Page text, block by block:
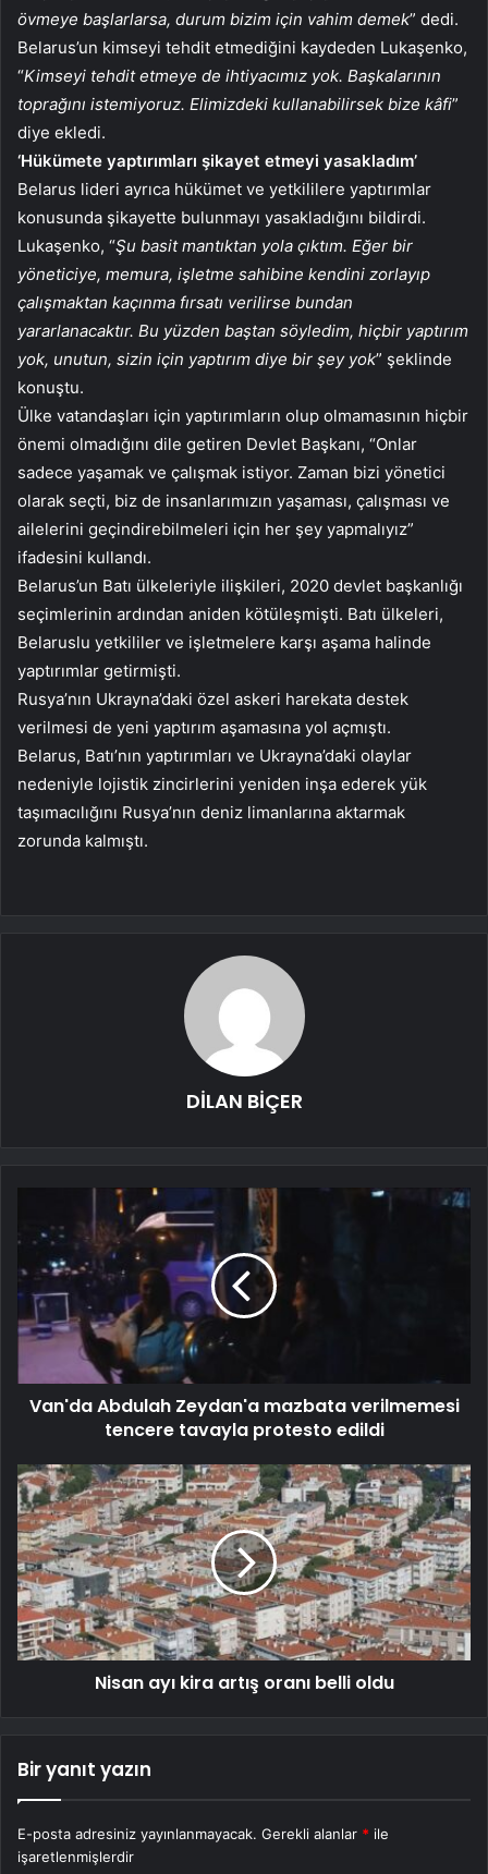
övmeye başlarlarsa, durum bizim için vahim demek” dedi.
Belarus’un kimseyi tehdit etmediğini kaydeden Lukaşenko,
“Kimseyi tehdit etmeye de ihtiyacımız yok. Başkalarının
toprağını istemiyoruz. Elimizdeki kullanabilirsek bize kâfi”
diye ekledi.
‘Hükümete yaptırımları şikayet etmeyi yasakladım’
Belarus lideri ayrıca hükümet ve yetkililere yaptırımlar
konusunda şikayette bulunmayı yasakladığını bildirdi.
Lukaşenko, “Şu basit mantıktan yola çıktım. Eğer bir
yöneticiye, memura, işletme sahibine kendini zorlayıp
çalışmaktan kaçınma fırsatı verilirse bundan
yararlanacaktır. Bu yüzden baştan söyledim, hiçbir yaptırım
yok, unutun, sizin için yaptırım diye bir şey yok” şeklinde
konuştu.
Ülke vatandaşları için yaptırımların olup olmamasının hiçbir
önemi olmadığını dile getiren Devlet Başkanı, “Onlar
sadece yaşamak ve çalışmak istiyor. Zaman bizi yönetici
olarak seçti, biz de insanlarımızın yaşaması, çalışması ve
ailelerini geçindirebilmeleri için her şey yapmalıyız”
ifadesini kullandı.
Belarus’un Batı ülkeleriyle ilişkileri, 2020 devlet başkanlığı
seçimlerinin ardından aniden kötüleşmişti. Batı ülkeleri,
Belaruslu yetkililer ve işletmelere karşı aşama halinde
yaptırımlar getirmişti.
Rusya’nın Ukrayna’daki özel askeri harekata destek
verilmesi de yeni yaptırım aşamasına yol açmıştı.
Belarus, Batı’nın yaptırımları ve Ukrayna’daki olaylar
nedeniyle lojistik zincirlerini yeniden inşa ederek yük
taşımacılığını Rusya’nın deniz limanlarına aktarmak
zorunda kalmıştı.
DİLAN BİÇER
Van'da Abdulah Zeydan'a mazbata verilmemesi
tencere tavayla protesto edildi
Nisan ayı kira artış oranı belli oldu
Bir yanıt yazın
E-posta adresiniz yayınlanmayacak. Gerekli alanlar * ile
işaretlenmişlerdir